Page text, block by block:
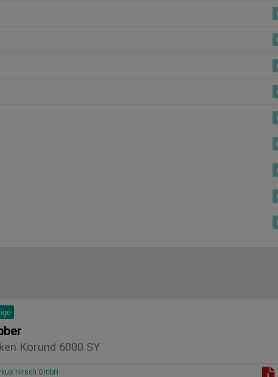
Korund 6000 SY
Hirsch GmbH